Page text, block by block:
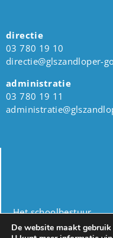
directie
03 780 19 10
directie@glszandloper-
administratie
03 780 19 11
Het schoolbestuur
Gemeente Sint-
De website maakt